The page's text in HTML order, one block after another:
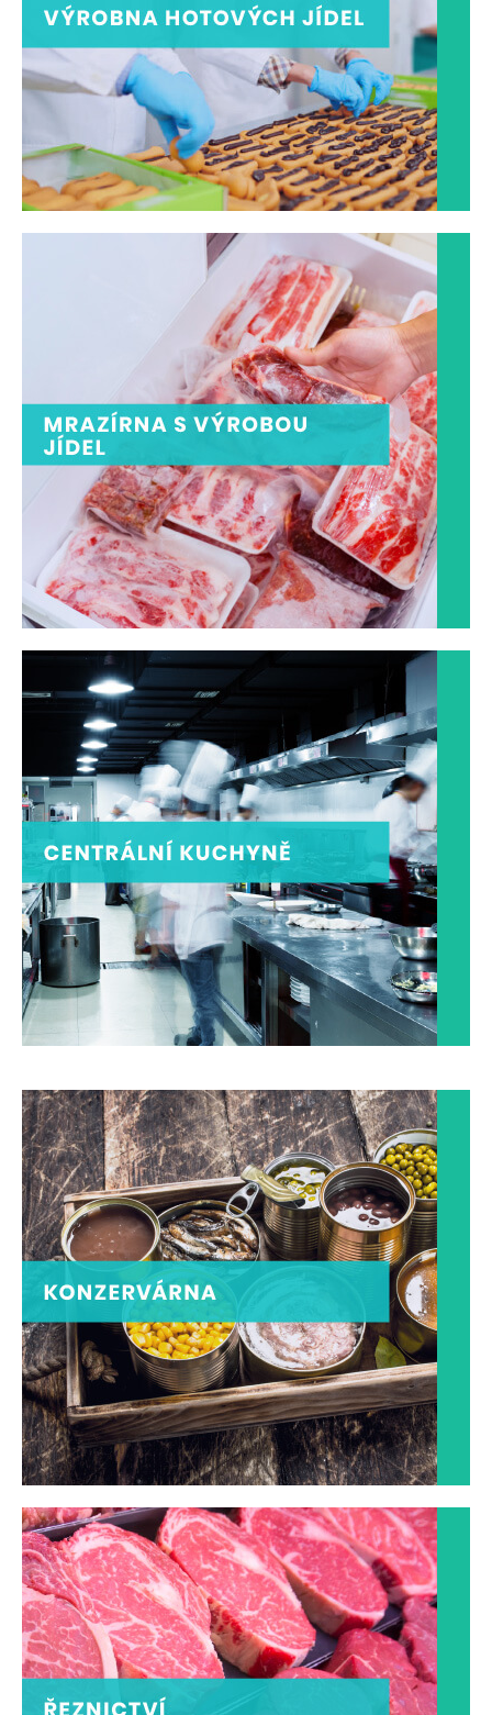
VÝROBNA HOTOVÝCH JÍDEL
Přísná hygiena a nepřetržitý provoz
ZOBRAZIT
MRAZÍRNA S VÝROBOU JÍDEL
Mráz - nerozlučný přítel trvanlivosti
ZOBRAZIT
CENTRÁLNÍ KUCHYNĚ
Ředitelství jídla
ZOBRAZIT
KONZERVÁRNA
I konzerva může být delikatesou
ZOBRAZIT